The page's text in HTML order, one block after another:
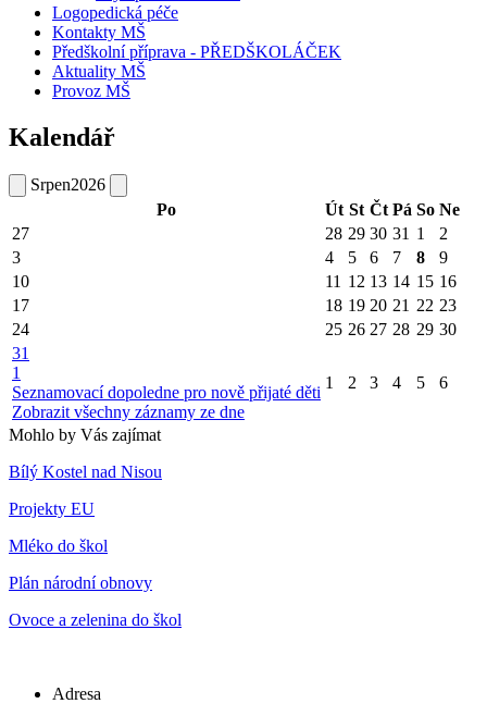
Logopedická péče
Kontakty MŠ
Předškolní příprava - PŘEDŠKOLÁČEK
Aktuality MŠ
Provoz MŠ
Kalendář
Srpen2026
Po
Út St Čt Pá So Ne
27
28 29 30 31 1
2
3
4 5 6 7 8
9
10
11 12 13 14 15 16
17
18 19 20 21 22 23
24
25 26 27 28 29 30
31
1
Seznamovací dopoledne pro nově přijaté děti
Zobrazit všechny záznamy ze dne
1 2 3 4 5 6
Mohlo by Vás zajímat
Bílý Kostel nad Nisou
Projekty EU
Mléko do škol
Plán národní obnovy
Ovoce a zelenina do škol
Adresa